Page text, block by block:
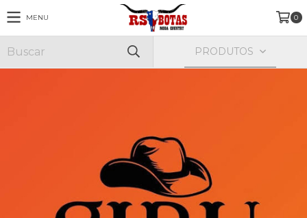
MENU 0
PRODUTOS